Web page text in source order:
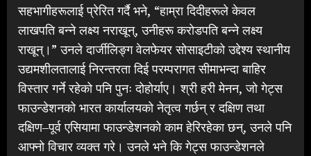
सहभागीहरूलाई प्रेरित गर्दै भने, “हाम्रा दिदीहरूले केवल
लाखपति बन्ने लक्ष्य नराखून्, उनीहरू करोडपति बन्ने लक्ष्य
राखून्।” उनले दार्जीलिङ्ग वेलफेयर सोसाइटीको उद्देश्य स्थानीय
उद्यमशीलतालाई निरन्तरता दिई परम्परागत सीमाभन्दा बाहिर
विस्तार गर्ने रहेको पनि पुनः दोहोर्याए। श्री हरी मेनन, जो गेट्स
फाउन्डेशनको भारत कार्यालयको नेतृत्व गर्छन् र दक्षिण तथा
दक्षिण–पूर्व एसियामा फाउन्डेशनको काम हेरिरहेका छन्, उनले पनि
आफ्नो विचार व्यक्त गरे। उनले भने कि गेट्स फाउन्डेशनले